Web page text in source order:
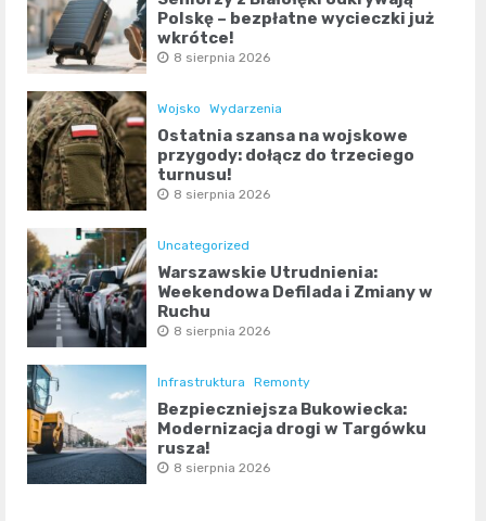
Polskę – bezpłatne wycieczki już
wkrótce!
8 sierpnia 2026
Wojsko Wydarzenia
Ostatnia szansa na wojskowe
przygody: dołącz do trzeciego
turnusu!
8 sierpnia 2026
Uncategorized
Warszawskie Utrudnienia:
Weekendowa Defilada i Zmiany w
Ruchu
8 sierpnia 2026
Infrastruktura Remonty
Bezpieczniejsza Bukowiecka:
Modernizacja drogi w Targówku
rusza!
8 sierpnia 2026